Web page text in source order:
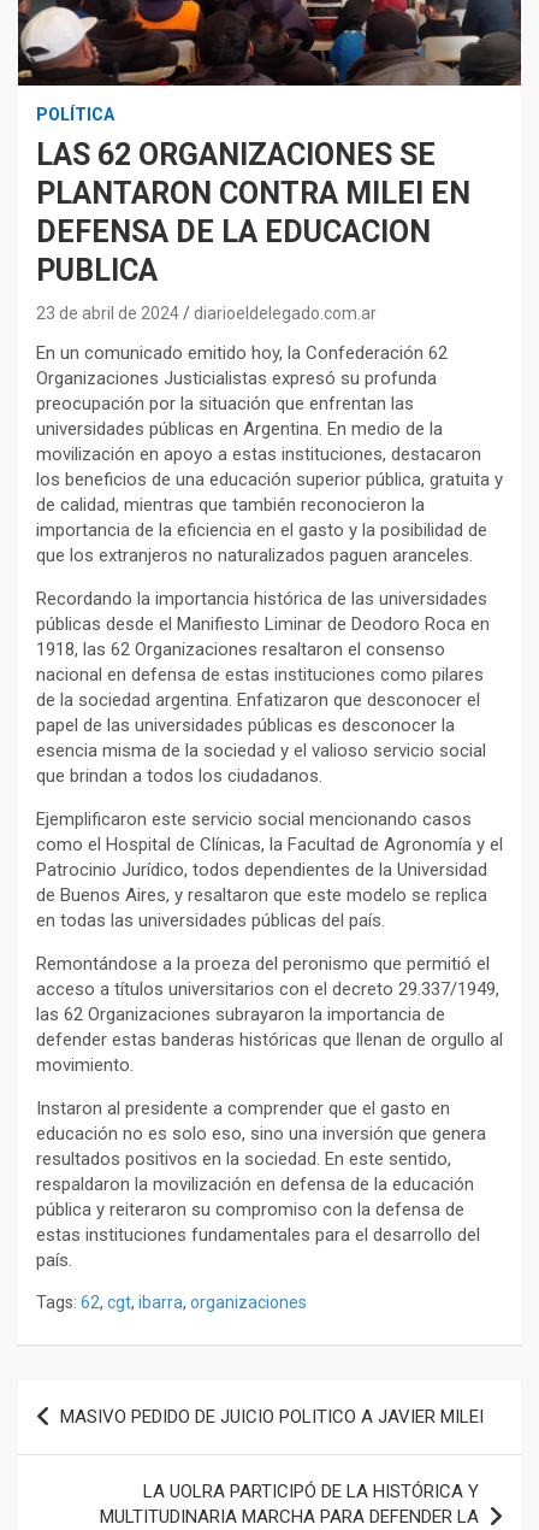
POLÍTICA
LAS 62 ORGANIZACIONES SE
PLANTARON CONTRA MILEI EN
DEFENSA DE LA EDUCACION
PUBLICA
23 de abril de 2024 diarioeldelegado.com.ar
En un comunicado emitido hoy, la Confederación 62
Organizaciones Justicialistas expresó su profunda
preocupación por la situación que enfrentan las
universidades públicas en Argentina. En medio de la
movilización en apoyo a estas instituciones, destacaron
los beneficios de una educación superior pública, gratuita y
de calidad, mientras que también reconocieron la
importancia de la eficiencia en el gasto y la posibilidad de
que los extranjeros no naturalizados paguen aranceles.
Recordando la importancia histórica de las universidades
públicas desde el Manifiesto Liminar de Deodoro Roca en
1918, las 62 Organizaciones resaltaron el consenso
nacional en defensa de estas instituciones como pilares
de la sociedad argentina. Enfatizaron que desconocer el
papel de las universidades públicas es desconocer la
esencia misma de la sociedad y el valioso servicio social
que brindan a todos los ciudadanos.
Ejemplificaron este servicio social mencionando casos
como el Hospital de Clínicas, la Facultad de Agronomía y el
Patrocinio Jurídico, todos dependientes de la Universidad
de Buenos Aires, y resaltaron que este modelo se replica
en todas las universidades públicas del país.
Remontándose a la proeza del peronismo que permitió el
acceso a títulos universitarios con el decreto 29.337/1949,
las 62 Organizaciones subrayaron la importancia de
defender estas banderas históricas que llenan de orgullo al
movimiento.
Instaron al presidente a comprender que el gasto en
educación no es solo eso, sino una inversión que genera
resultados positivos en la sociedad. En este sentido,
respaldaron la movilización en defensa de la educación
pública y reiteraron su compromiso con la defensa de
estas instituciones fundamentales para el desarrollo del
país.
Tags: 62, cgt, ibarra, organizaciones
Navegación
de
MASIVO PEDIDO DE JUICIO POLITICO A JAVIER MILEI
LA UOLRA PARTICIPÓ DE LA HISTÓRICA Y
MULTITUDINARIA MARCHA PARA DEFENDER LA